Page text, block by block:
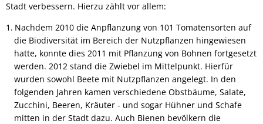
Stadt verbessern. Hierzu zählt vor allem:
Nachdem 2010 die Anpflanzung von 101 Tomatensorten auf
die Biodiversität im Bereich der Nutzpflanzen hingewiesen
hatte, konnte dies 2011 mit Pflanzung von Bohnen fortgesetzt
werden. 2012 stand die Zwiebel im Mittelpunkt. Hierfür
wurden sowohl Beete mit Nutzpflanzen angelegt. In den
folgenden Jahren kamen verschiedene Obstbäume, Salate,
Zucchini, Beeren, Kräuter - und sogar Hühner und Schafe
mitten in der Stadt dazu. Auch Bienen bevölkern die